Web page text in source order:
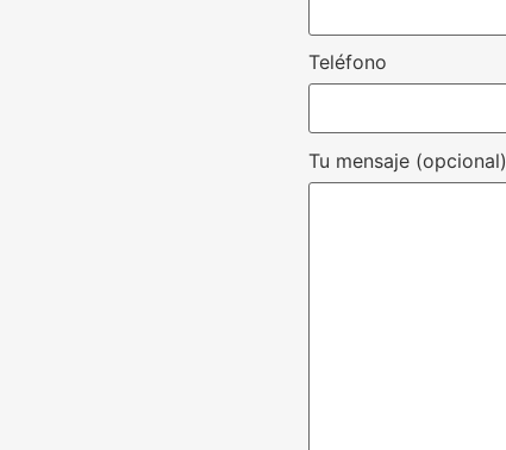
Teléfono
Tu mensaje (opcional)